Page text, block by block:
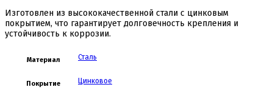
Изготовлен из высококачественной стали с цинковым
покрытием, что гарантирует долговечность крепления и
устойчивость к коррозии.
Материал Сталь
Покрытие Цинковое